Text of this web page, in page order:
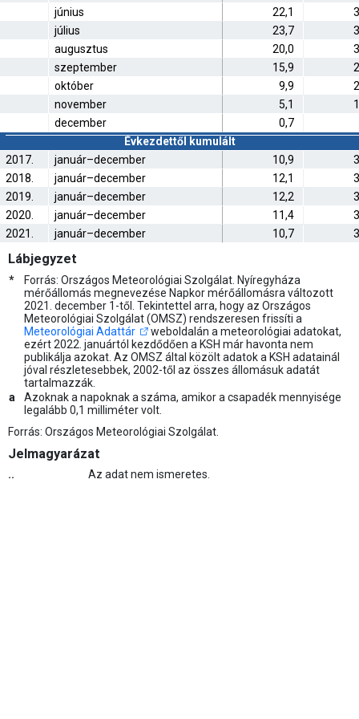
június
22,1
július
23,7
augusztus
20,0
szeptember
15,9
október
9,9
november
5,1
december
0,7
Évkezdettől kumulált
2017.
január–december 10,9
2018.
január–december 12,1
2019.
január–december 12,2
2020.
január–december 11,4
2021.
január–december 10,7
Lábjegyzet
*
Forrás: Országos Meteorológiai Szolgálat. Nyíregyháza
mérőállomás megnevezése Napkor mérőállomásra változott
2021. december 1-től. Tekintettel arra, hogy az Országos
Meteorológiai Szolgálat (OMSZ) rendszeresen frissíti a
Meteorológiai Adattár
weboldalán a meteorológiai adatokat,
ezért 2022. januártól kezdődően a KSH már havonta nem
publikálja azokat. Az OMSZ által közölt adatok a KSH adatainál
jóval részletesebbek, 2002-től az összes állomásuk adatát
tartalmazzák.
a
Azoknak a napoknak a száma, amikor a csapadék mennyisége
legalább 0,1 milliméter volt.
Forrás: Országos Meteorológiai Szolgálat.
Jelmagyarázat
.. Az adat nem ismeretes.